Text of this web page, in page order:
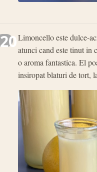
20Limoncello este dulce-
atunci cand este tinut in
o aroma fantastica. El
insiropat blaturi de tort,